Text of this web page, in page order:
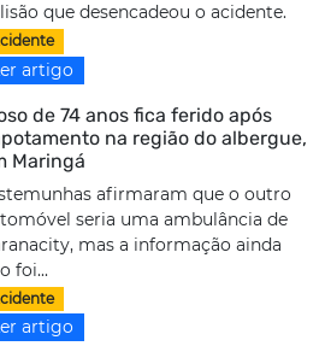
que desencadeou o acidente.
artigo
de 74 anos fica ferido após
na região do albergue,
Maringá
afirmaram que o outro
seria uma ambulância de
mas a informação ainda
foi...
artigo